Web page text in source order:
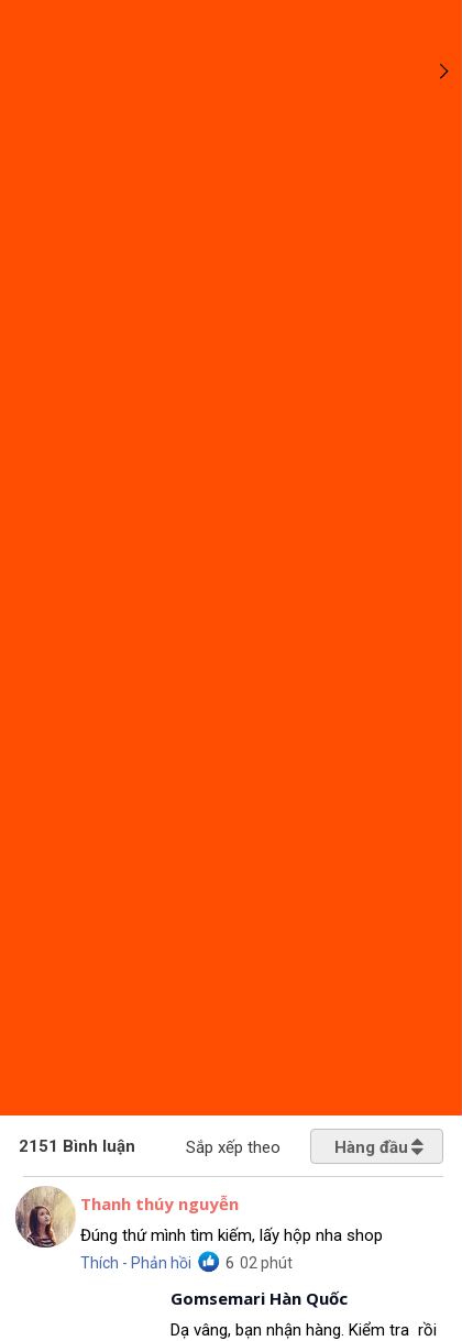
2151 Bình luận Sắp xếp theo Hàng đầu
Dạ vâng, bạn nhận hàng. Kiểm tra rồi
Gomsemari Hàn Quốc
Đúng thứ mình tìm kiếm, lấy hộp nha shop
Thanh thúy nguyễn
Thích - Phản hồi 6 02 phút